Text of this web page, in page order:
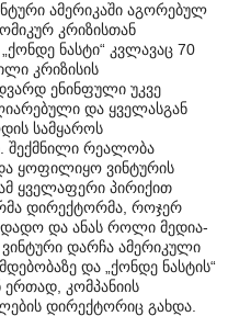
ამერიკაში აგორებულ
კრიზისთან
ნასტი“ კვლავაც 70
კრიზისის
ენინფული უკვე
და ყველასგან
სამყაროს
შექმნილი რეალობა
ყოფილიყო ვინტურის
ყველაფერი პირიქით
დირექტორმა, როჯერ
და ანას როლი მედია-
დარჩა ამერიკული
და „ქონდე ნასტის“
კომპანიის
დირექტორიც გახდა.